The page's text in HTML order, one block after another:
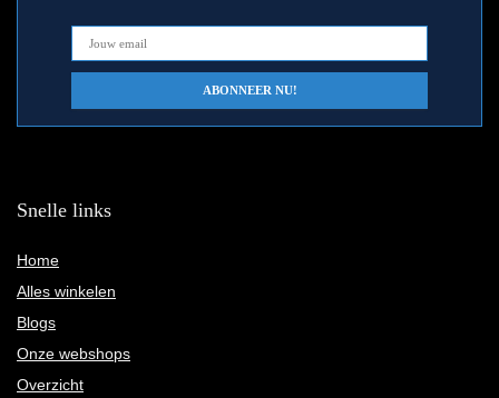
Snelle links
Home
Alles winkelen
Blogs
Onze webshops
Overzicht